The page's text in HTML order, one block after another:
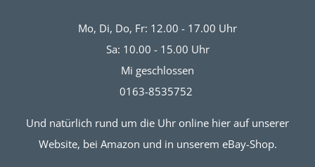
Mo, Di, Do, Fr: 12.00 - 17.00 Uhr
Sa: 10.00 - 15.00 Uhr
Mi geschlossen
0163-8535752
Und natürlich rund um die Uhr online hier auf unserer
Website, bei Amazon und in unserem eBay-Shop.